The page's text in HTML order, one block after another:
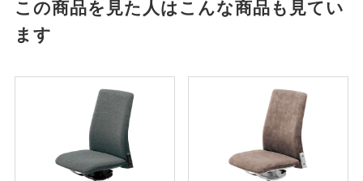
この商品を見た人はこんな商品も見てい
ます